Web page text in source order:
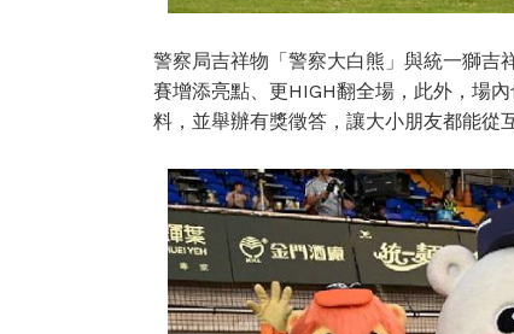
警察局吉祥物「警察大白熊」與統一獅
賽增添亮點、更HIGH翻全場，此外，場
料，並舉辦有獎徵答，讓大小朋友都能從